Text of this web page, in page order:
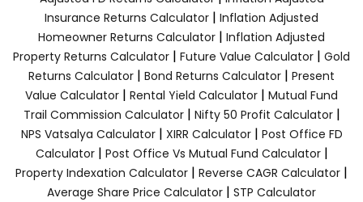
Insurance Returns Calculator | Inflation Adjusted
Homeowner Returns Calculator | Inflation Adjusted
Property Returns Calculator | Future Value Calculator | Gold
Returns Calculator | Bond Returns Calculator | Present
Value Calculator | Rental Yield Calculator | Mutual Fund
Trail Commission Calculator| Nifty 50 Profit Calculator|
NPS Vatsalya Calculator| XIRR Calculator| Post Office FD
Calculator| Post Office Vs Mutual Fund Calculator|
Property Indexation Calculator | Reverse CAGR Calculator |
Average Share Price Calculator | STP Calculator